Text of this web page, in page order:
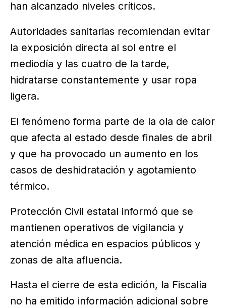
han alcanzado niveles críticos.
Autoridades sanitarias recomiendan evitar
la exposición directa al sol entre el
mediodía y las cuatro de la tarde,
hidratarse constantemente y usar ropa
ligera.
El fenómeno forma parte de la ola de calor
que afecta al estado desde finales de abril
y que ha provocado un aumento en los
casos de deshidratación y agotamiento
térmico.
Protección Civil estatal informó que se
mantienen operativos de vigilancia y
atención médica en espacios públicos y
zonas de alta afluencia.
Hasta el cierre de esta edición, la Fiscalía
no ha emitido información adicional sobre